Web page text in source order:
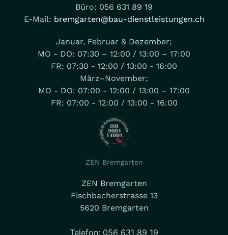
Büro: 056 631 89 19
E-Mail: bremgarten@bau-dienstleistungen.ch
Januar, Februar & Dezember;
MO - DO: 07:30 – 12:00 / 13:00 – 17:00
FR: 07:30 - 12:00 / 13:00 - 16:00
März–November;
MO - DO: 07:00 - 12:00 / 13:00 – 17:00
FR: 07:00 - 12:00 / 13:00 - 16:00
ZEN Bremgarten
ZEN Bremgarten
Fischbacherstrasse 13
5620 Bremgarten
Telefon: 056 631 89 19